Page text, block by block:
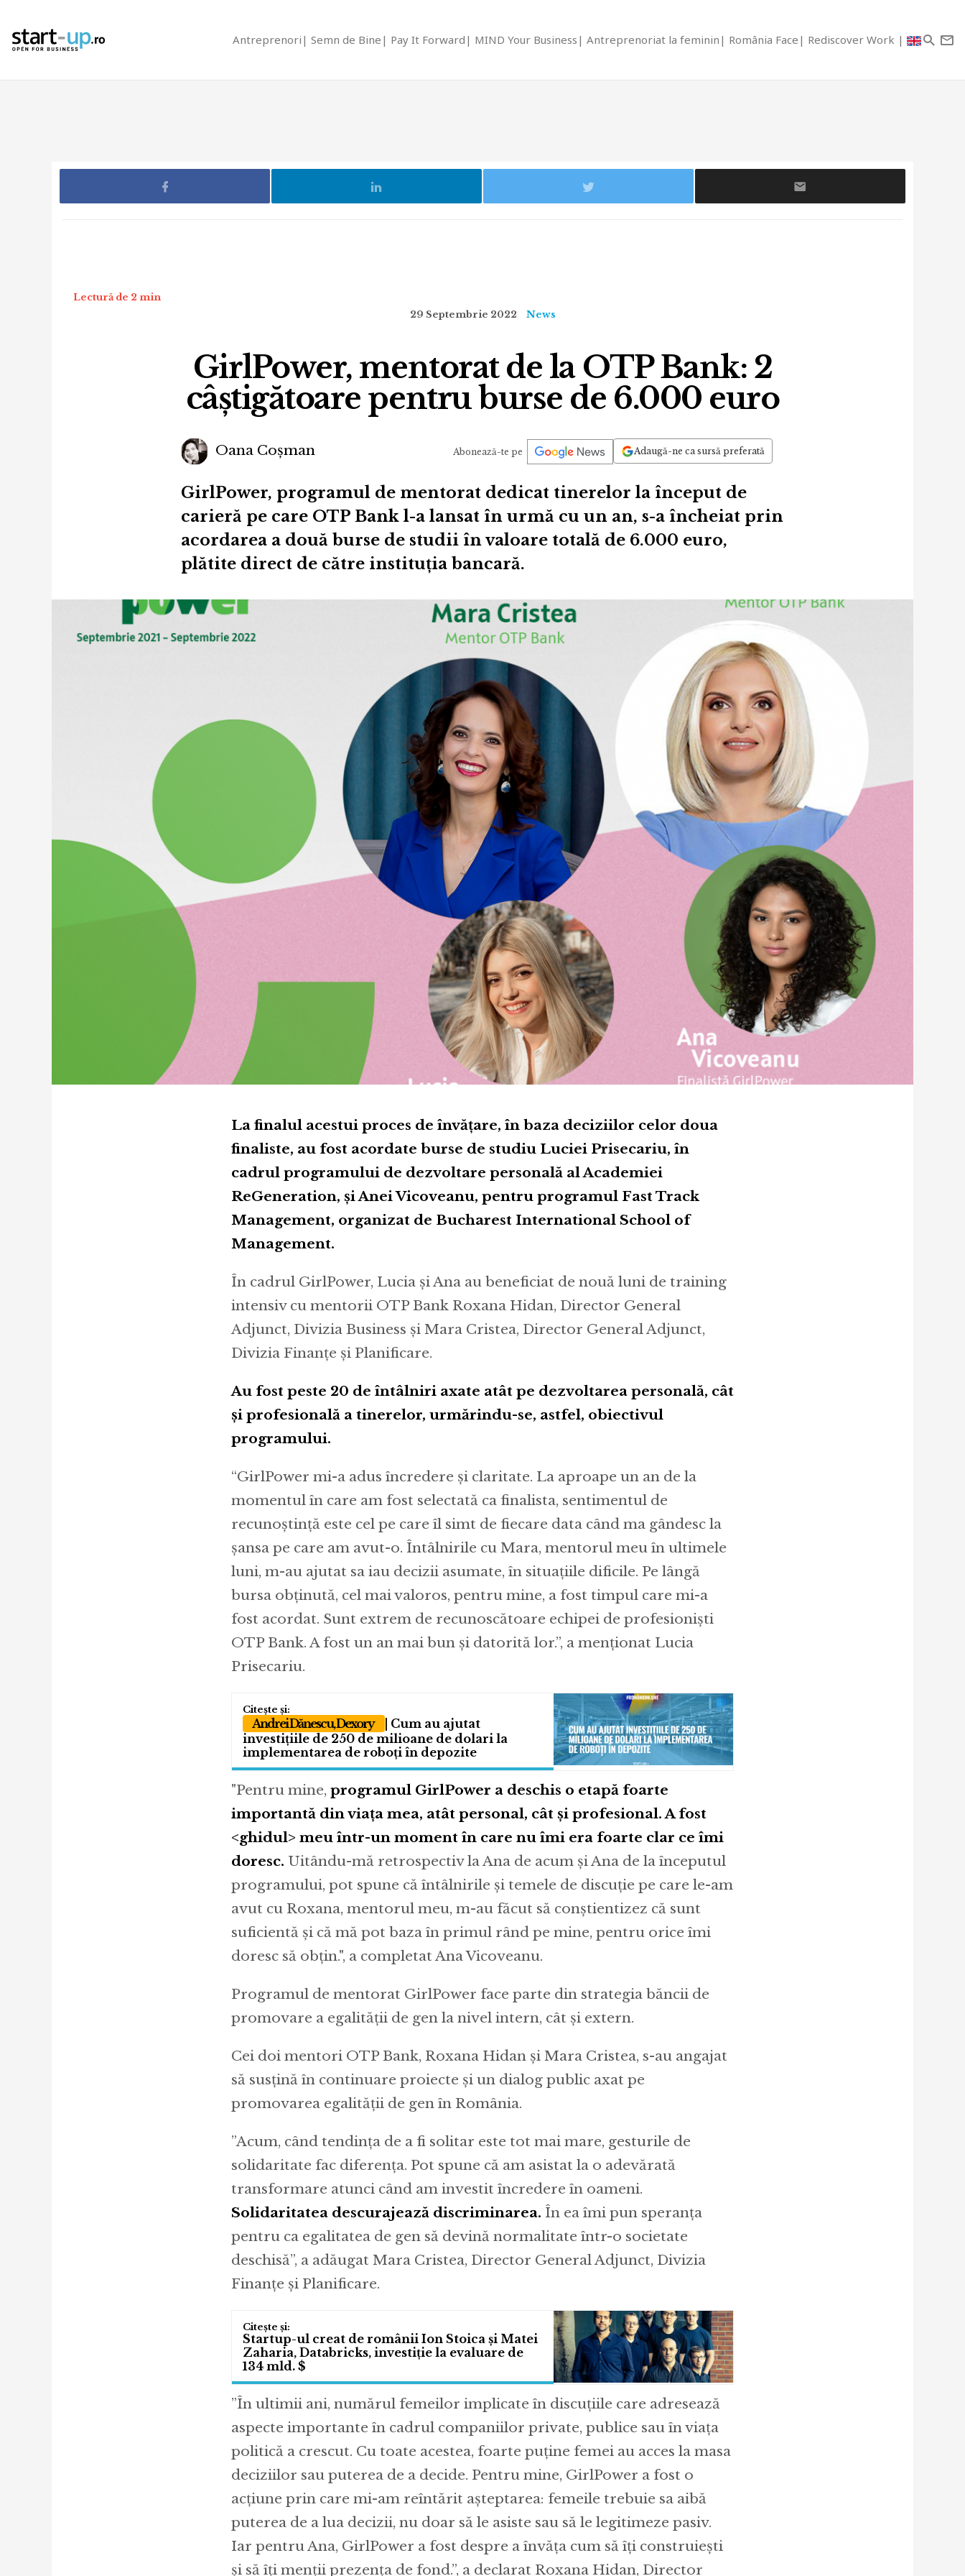
Antreprenori Semn de Bine Pay It Forward MIND Your Business Antreprenoriat la feminin România Face Rediscover Work
Lectură de 2 min
29 Septembrie 2022
News
GirlPower, mentorat de la OTP Bank: 2
câștigătoare pentru burse de 6.000 euro
Oana Coșman Abonează-te pe Adaugă-ne ca sursă preferată
GirlPower, programul de mentorat dedicat tinerelor la început de
carieră pe care OTP Bank l-a lansat în urmă cu un an, s-a încheiat prin
acordarea a două burse de studii în valoare totală de 6.000 euro,
plătite direct de către instituția bancară.
La finalul acestui proces de învățare, în baza deciziilor celor doua
finaliste, au fost acordate burse de studiu Luciei Prisecariu, în
cadrul programului de dezvoltare personală al Academiei
ReGeneration, și Anei Vicoveanu, pentru programul Fast Track
Management, organizat de Bucharest International School of
Management.
În cadrul GirlPower, Lucia și Ana au beneficiat de nouă luni de training
intensiv cu mentorii OTP Bank Roxana Hidan, Director General
Adjunct, Divizia Business și Mara Cristea, Director General Adjunct,
Divizia Finanțe și Planificare.
Au fost peste 20 de întâlniri axate atât pe dezvoltarea personală, cât
și profesională a tinerelor, urmărindu-se, astfel, obiectivul
programului.
“GirlPower mi-a adus încredere și claritate. La aproape un an de la
momentul în care am fost selectată ca finalista, sentimentul de
recunoștință este cel pe care îl simt de fiecare data când ma gândesc la
șansa pe care am avut-o. Întâlnirile cu Mara, mentorul meu în ultimele
luni, m-au ajutat sa iau decizii asumate, în situațiile dificile. Pe lângă
bursa obținută, cel mai valoros, pentru mine, a fost timpul care mi-a
fost acordat. Sunt extrem de recunoscătoare echipei de profesioniști
OTP Bank. A fost un an mai bun și datorită lor.”, a menționat Lucia
Prisecariu.
Andrei Dănescu, Dexory
| Cum au ajutat
investițiile de 250 de milioane de dolari la
implementarea de roboți în depozite
"Pentru mine, programul GirlPower a deschis o etapă foarte
importantă din viața mea, atât personal, cât și profesional. A fost
<ghidul> meu într-un moment în care nu îmi era foarte clar ce îmi
doresc. Uitându-mă retrospectiv la Ana de acum și Ana de la începutul
programului, pot spune că întâlnirile și temele de discuție pe care le-am
avut cu Roxana, mentorul meu, m-au făcut să conștientizez că sunt
suficientă și că mă pot baza în primul rând pe mine, pentru orice îmi
doresc să obțin.", a completat Ana Vicoveanu.
Programul de mentorat GirlPower face parte din strategia băncii de
promovare a egalității de gen la nivel intern, cât și extern.
Cei doi mentori OTP Bank, Roxana Hidan și Mara Cristea, s-au angajat
să susțină în continuare proiecte și un dialog public axat pe
promovarea egalității de gen în România.
”Acum, când tendința de a fi solitar este tot mai mare, gesturile de
solidaritate fac diferența. Pot spune că am asistat la o adevărată
transformare atunci când am investit încredere în oameni.
Solidaritatea descurajează discriminarea. În ea îmi pun speranța
pentru ca egalitatea de gen să devină normalitate într-o societate
deschisă”, a adăugat Mara Cristea, Director General Adjunct, Divizia
Finanțe și Planificare.
Startup-ul creat de românii Ion Stoica și Matei
Zaharia, Databricks, investiție la evaluare de
134 mld. $
”În ultimii ani, numărul femeilor implicate în discuțiile care adresează
aspecte importante în cadrul companiilor private, publice sau în viața
politică a crescut. Cu toate acestea, foarte puține femei au acces la masa
deciziilor sau puterea de a decide. Pentru mine, GirlPower a fost o
acțiune prin care mi-am reîntărit așteptarea: femeile trebuie sa aibă
puterea de a lua decizii, nu doar să le asiste sau să le legitimeze pasiv.
Iar pentru Ana, GirlPower a fost despre a învăța cum să îți construiești
și să îți menții prezența de fond.”, a declarat Roxana Hidan, Director